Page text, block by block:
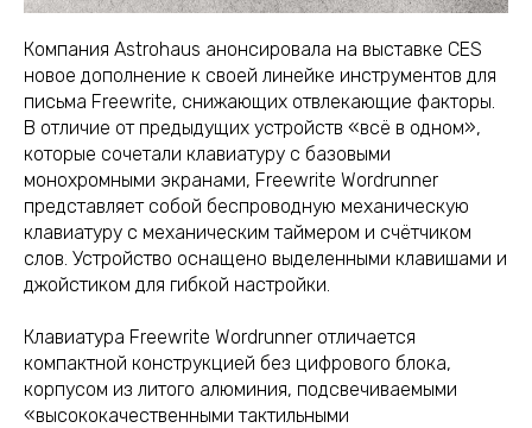
Компания Astrohaus анонсировала на выставке CES
новое дополнение к своей линейке инструментов для
письма Freewrite, снижающих отвлекающие факторы.
В отличие от предыдущих устройств «всё в одном»,
которые сочетали клавиатуру с базовыми
монохромными экранами, Freewrite Wordrunner
представляет собой беспроводную механическую
клавиатуру с механическим таймером и счётчиком
слов. Устройство оснащено выделенными клавишами и
джойстиком для гибкой настройки.
Клавиатура Freewrite Wordrunner отличается
компактной конструкцией без цифрового блока,
корпусом из литого алюминия, подсвечиваемыми
«высококачественными тактильными